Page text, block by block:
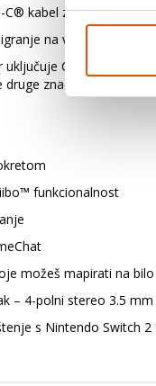
C® kabel za punjenje.
na višu razinu s
C tipku za
značajke.
funkcionalnost
možeš mapirati na
– 4-polni stereo 3.5
s Nintendo Switch 2